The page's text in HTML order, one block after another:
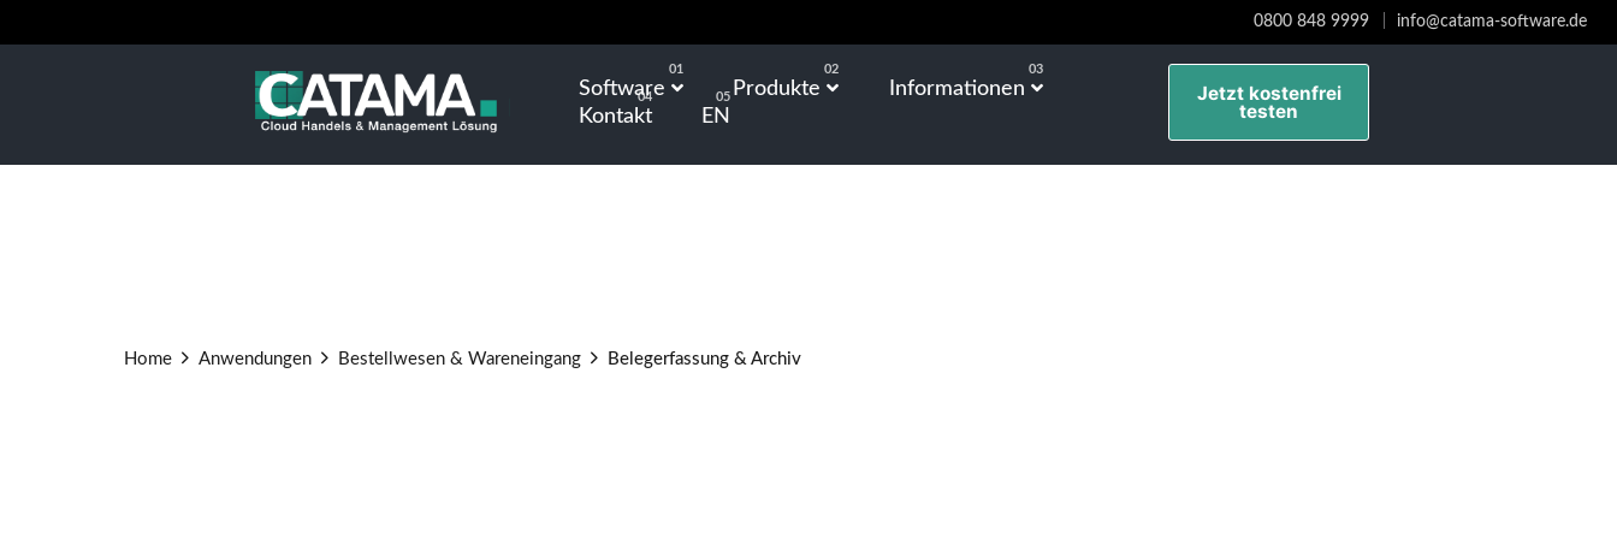
to
0800 848 9999 info@catama-software.de
Software Produkte
Informationen
Kontakt
EN
Jetzt kostenfrei
testen
Home Anwendungen Bestellwesen & Wareneingang Belegerfassung & Archiv